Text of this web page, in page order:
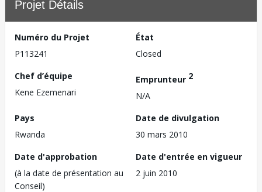
Projet Détails
Numéro du Projet
P113241
État
Closed
Chef d’équipe
Kene Ezemenari
Emprunteur 2
N/A
Pays
Rwanda
Date de divulgation
30 mars 2010
Date d'approbation
(à la date de présentation au
Conseil)
Date d'entrée en vigueur
2 juin 2010